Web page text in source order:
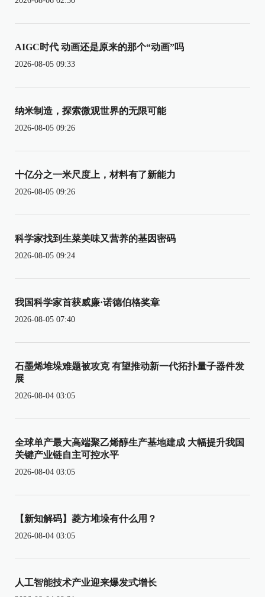
AIGC时代 动画还是原来的那个“动画”吗
2026-08-05 09:33
纳米制造，探索微观世界的无限可能
2026-08-05 09:26
十亿分之一米尺度上，材料有了新能力
2026-08-05 09:26
科学家找到生菜美味又营养的基因密码
2026-08-05 09:24
我国科学家首获威廉·诺德伯格奖章
2026-08-05 07:40
石墨烯堆垛难题被攻克 有望推动新一代拓扑量子器件发
展
2026-08-04 03:05
全球单产最大高端聚乙烯醇生产基地建成 大幅提升我国
关键产业链自主可控水平
2026-08-04 03:05
【新知解码】菱方堆垛有什么用？
2026-08-04 03:05
人工智能技术产业迎来爆发式增长